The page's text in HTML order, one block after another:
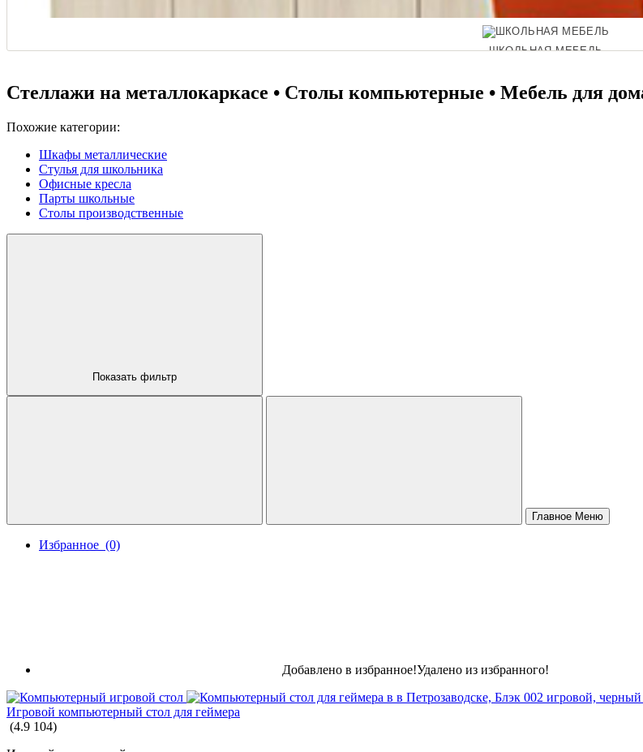
ШКОЛЬНАЯ МЕБЕЛЬ
Стеллажи на металлокаркасе • Столы компьютерные • Мебель для
Похожие категории:
Шкафы металлические
Стулья для школьника
Офисные кресла
Парты школьные
Столы производственные
Показать фильтр
Главное Меню
Избранное (0)
Добавлено в избранное!Удалено из избранного!
Игровой компьютерный стол для геймера
(4.9 104)